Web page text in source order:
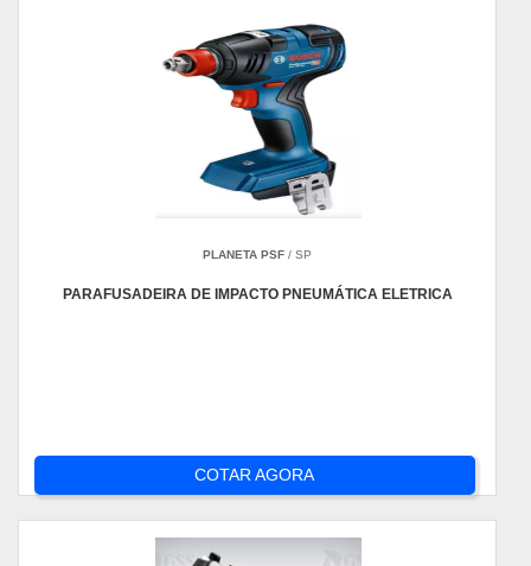
PLANETA PSF / SP
PARAFUSADEIRA DE IMPACTO PNEUMÁTICA ELETRICA
COTAR AGORA